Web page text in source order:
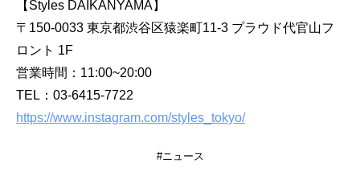
【Styles DAIKANYAMA】
〒150-0033 東京都渋谷区猿楽町11-3 プラウド代官山フ
ロント 1F
営業時間：11:00~20:00
TEL：03-6415-7722
https://www.instagram.com/styles_tokyo/
ニュース